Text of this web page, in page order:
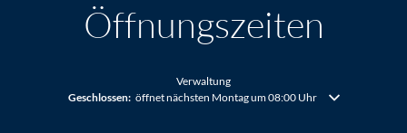
Öffnungszeiten
Verwaltung
Klicken, um weitere Öffnungs- oder Schließzeiten auszublenden
Geschlossen: öffnet nächsten Montag um 08:00 Uhr